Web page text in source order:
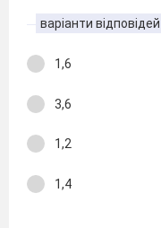
варіанти відповідей
1,6
3,6
1,2
1,4